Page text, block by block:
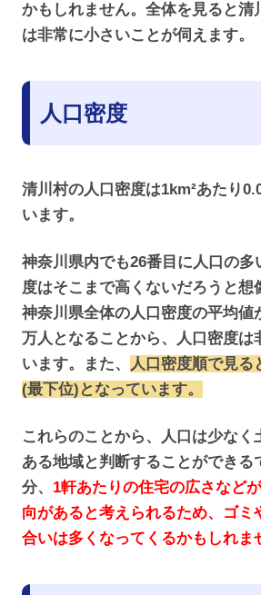
かもしれません。全体を見ると清
は非常に小さいことが伺えます。
人口密度
清川村の人口密度は1km²あたり
います。
神奈川県内でも26番目に人口の多
度はそこまで高くないだろうと想
神奈川県全体の人口密度の平均値
万人となることから、人口密度は
います。また、
人口密度順で見る
(最下位)となっています。
これらのことから、人口は少なく
ある地域と判断することができる
分、 1軒あたりの住宅の広さなど
向があると考えられるため、ゴミ
合いは多くなってくるかもしれま